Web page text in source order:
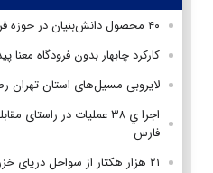
۴۰ محصول دانش‌بنیان در حوزه فرآوری آبزیان تولید شد
کارکرد چابهار بدون فرودگاه معنا
لایروبی مسیل‌های استان تهران
اجرا ي ۳۸ عملیات در
فارس
۲۱ هزار هکتار از سواحل دریای خزر در گلستان سنددار شد